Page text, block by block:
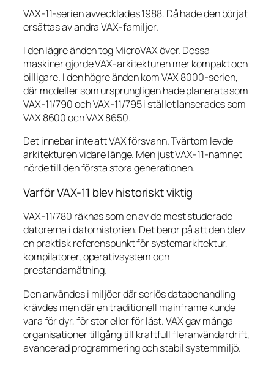
VAX-11-serien avvecklades 1988. Då hade den börjat
ersättas av andra VAX-familjer.
I den lägre änden tog MicroVAX över. Dessa
maskiner gjorde VAX-arkitekturen mer kompakt och
billigare. I den högre änden kom VAX 8000-serien,
där modeller som ursprungligen hade planerats som
VAX-11/790 och VAX-11/795 i stället lanserades som
VAX 8600 och VAX 8650.
Det innebar inte att VAX försvann. Tvärtom levde
arkitekturen vidare länge. Men just VAX-11-namnet
hörde till den första stora generationen.
Varför VAX-11 blev historiskt viktig
VAX-11/780 räknas som en av de mest studerade
datorerna i datorhistorien. Det beror på att den blev
en praktisk referenspunkt för systemarkitektur,
kompilatorer, operativsystem och
prestandamätning.
Den användes i miljöer där seriös databehandling
krävdes men där en traditionell mainframe kunde
vara för dyr, för stor eller för låst. VAX gav många
organisationer tillgång till kraftfull fleranvändardrift,
avancerad programmering och stabil systemmiljö.